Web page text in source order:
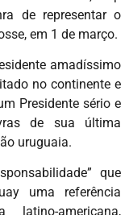
de representar o
em 1 de março.
amadíssimo
no continente e
Presidente sério e
de sua última
uruguaia.
que
uma referência
americana,